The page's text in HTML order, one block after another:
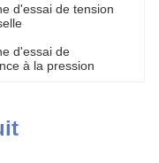
d'essai de tension
d'essai de
à la pression